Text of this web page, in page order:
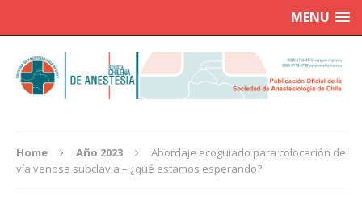
MENU
Home Año 2023
Abordaje ecoguiado para colocación de
vía venosa subclavia – ¿qué estamos esperando?